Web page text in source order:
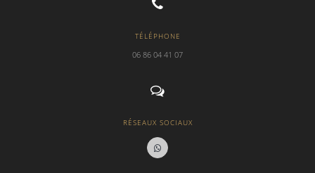
TÉLÉPHONE
06 86 04 41 07
RÉSEAUX SOCIAUX